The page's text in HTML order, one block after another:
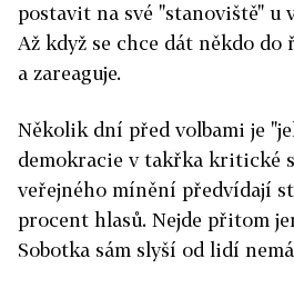
postavit na své "stanoviště" u
Až když se chce dát někdo do
a zareaguje.
Několik dní před volbami je
demokracie v takřka kritické
veřejného mínění předvídají
procent hlasů. Nejde přitom
Sobotka sám slyší od lidí